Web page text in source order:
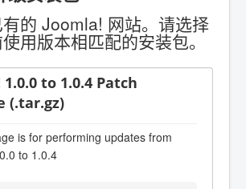
的 Joomla! 网站。请选择
用版本相匹配的安装包。
to 1.0.4 Patch
(.tar.gz)
is for performing updates from
to 1.0.4